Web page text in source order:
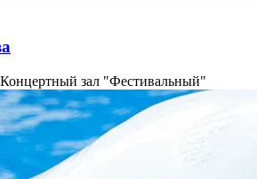
Концертный зал "Фестивальный"